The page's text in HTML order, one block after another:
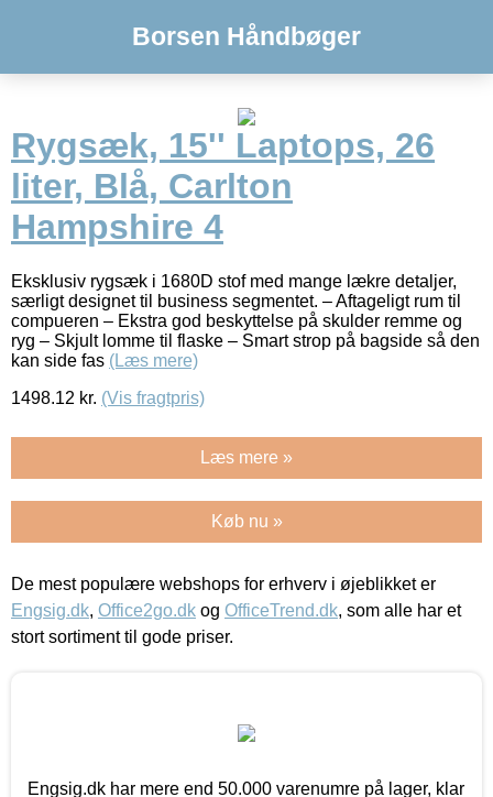
Borsen Håndbøger
Rygsæk, 15'' Laptops, 26
liter, Blå, Carlton
Hampshire 4
Eksklusiv rygsæk i 1680D stof med mange lækre detaljer,
særligt designet til business segmentet. – Aftageligt rum til
compueren – Ekstra god beskyttelse på skulder remme og
ryg – Skjult lomme til flaske – Smart strop på bagside så den
kan side fas (Læs mere)
1498.12 kr. (Vis fragtpris)
Læs mere »
Køb nu »
De mest populære webshops for erhverv i øjeblikket er
Engsig.dk, Office2go.dk og OfficeTrend.dk, som alle har et
stort sortiment til gode priser.
Engsig.dk har mere end 50.000 varenumre på lager, klar